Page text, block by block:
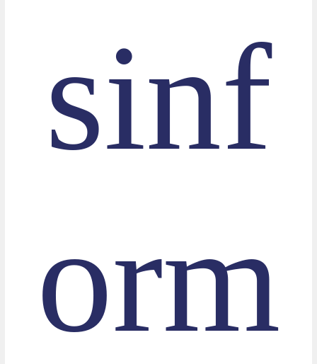
sinf
orm